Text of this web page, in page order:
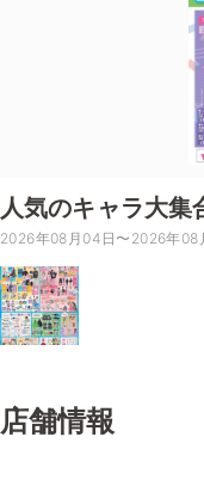
人気のキャラ大集
2026年08月04日〜2026年08
店舗情報